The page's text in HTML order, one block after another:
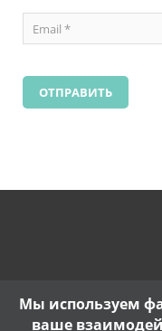
Мы используем
ваше